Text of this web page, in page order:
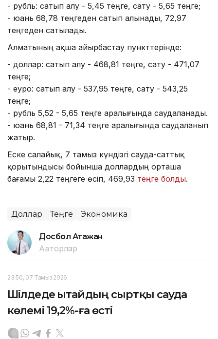
- рубль: сатып алу - 5,45 теңге, сату - 5,65 теңге;
- юань 68,78 теңгеден сатып алынады, 72,97
теңгеден сатылады.
Алматының ақша айырбастау пункттерінде:
- доллар: сатып алу - 468,81 теңге, сату - 471,07
теңге;
- еуро: сатып алу - 537,95 теңге, сату - 543,25
теңге;
- рубль 5,52 - 5,65 теңге аралығында саудаланады.
- юань 68,81 - 71,34 теңге аралығында саудаланып
жатыр.
Еске салайық, 7 тамыз күндізгі сауда-саттық
қорытындысы бойынша доллардың орташа
бағамы 2,22 теңгеге өсіп, 469,93 теңге болды.
Доллар Теңге Экономика
Досбол Атажан
Авторлар
23:50, 07 Тамыз 2026
Шілдеде Қытайдың сыртқы сауда
көлемі 19,2%-ға өсті